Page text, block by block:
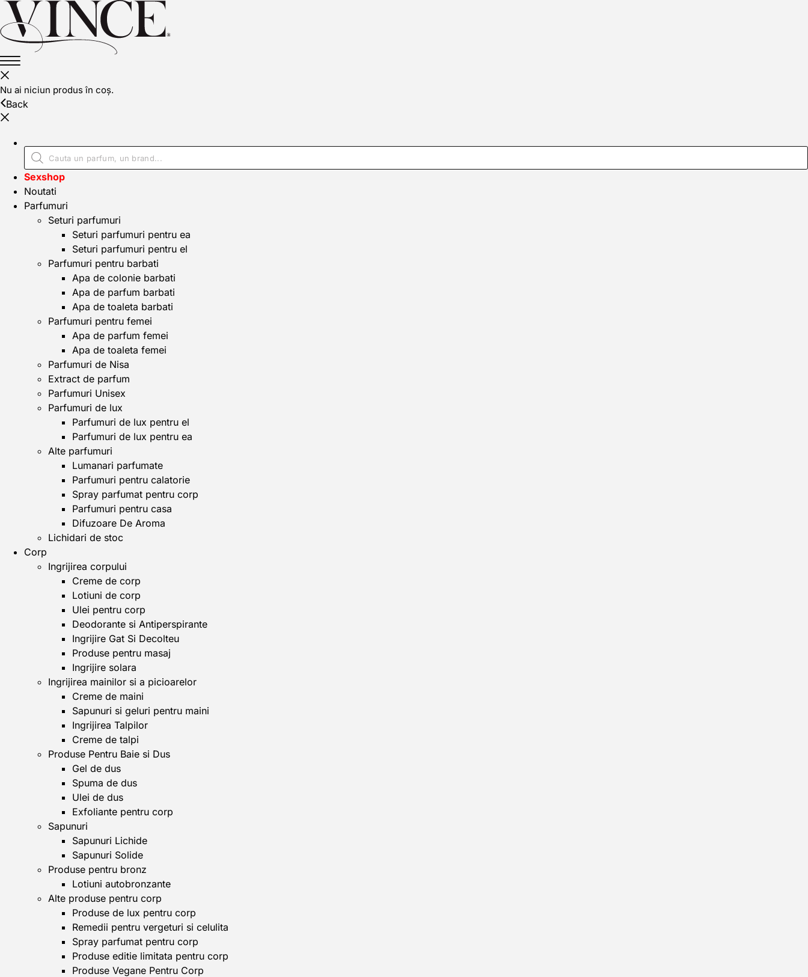
Nu ai niciun produs în coș.
Back
Sexshop
Noutati
Parfumuri
Seturi parfumuri
Seturi parfumuri pentru ea
Seturi parfumuri pentru el
Parfumuri pentru barbati
Apa de colonie barbati
Apa de parfum barbati
Apa de toaleta barbati
Parfumuri pentru femei
Apa de parfum femei
Apa de toaleta femei
Parfumuri de Nisa
Extract de parfum
Parfumuri Unisex
Parfumuri de lux
Parfumuri de lux pentru el
Parfumuri de lux pentru ea
Alte parfumuri
Lumanari parfumate
Parfumuri pentru calatorie
Spray parfumat pentru corp
Parfumuri pentru casa
Difuzoare De Aroma
Lichidari de stoc
Corp
Ingrijirea corpului
Creme de corp
Lotiuni de corp
Ulei pentru corp
Deodorante si Antiperspirante
Ingrijire Gat Si Decolteu
Produse pentru masaj
Ingrijire solara
Ingrijirea mainilor si a picioarelor
Creme de maini
Sapunuri si geluri pentru maini
Ingrijirea Talpilor
Creme de talpi
Produse Pentru Baie si Dus
Gel de dus
Spuma de dus
Ulei de dus
Exfoliante pentru corp
Sapunuri
Sapunuri Lichide
Sapunuri Solide
Produse pentru bronz
Lotiuni autobronzante
Alte produse pentru corp
Produse de lux pentru corp
Remedii pentru vergeturi si celulita
Spray parfumat pentru corp
Produse editie limitata pentru corp
Produse Vegane Pentru Corp